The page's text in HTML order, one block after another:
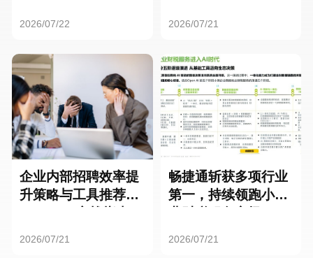
2026/07/22 2026/07/21
企业内部招聘效率提
升策略与工具推荐：
2026/07/21
畅捷通斩获多项行业
第一，持续领跑小微
2026/07/21